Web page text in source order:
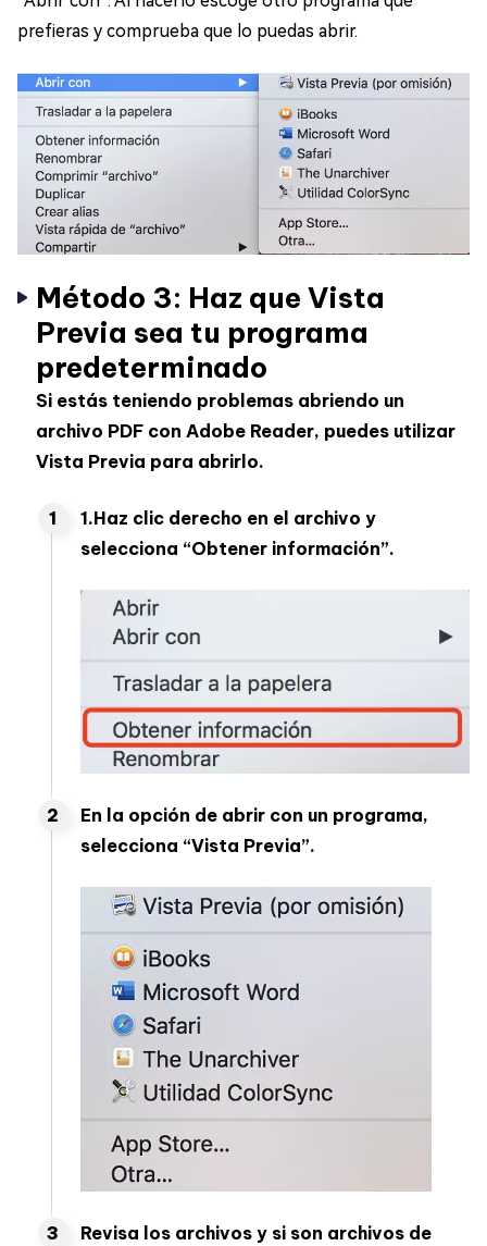
prefieras y comprueba que lo puedas abrir.
Método 3: Haz que Vista
Previa sea tu programa
predeterminado
Si estás teniendo problemas abriendo un
archivo PDF con Adobe Reader, puedes utilizar
Vista Previa para abrirlo.
1.Haz clic derecho en el archivo y
selecciona “Obtener información”.
En la opción de abrir con un programa,
selecciona “Vista Previa”.
Revisa los archivos y si son archivos de